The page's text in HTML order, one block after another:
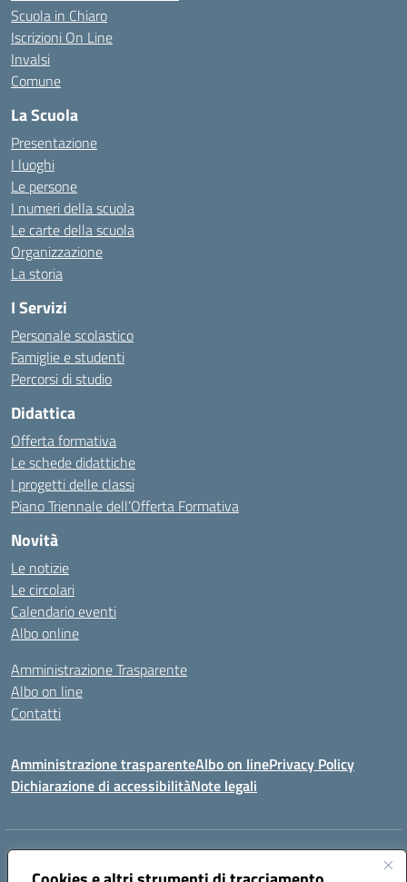
Scuola in Chiaro
Iscrizioni On Line
Invalsi
Comune
La Scuola
Presentazione
I luoghi
Le persone
I numeri della scuola
Le carte della scuola
Organizzazione
La storia
I Servizi
Personale scolastico
Famiglie e studenti
Percorsi di studio
Didattica
Offerta formativa
Le schede didattiche
I progetti delle classi
Piano Triennale dell’Offerta Formativa
Novità
Le notizie
Le circolari
Calendario eventi
Albo online
Amministrazione Trasparente
Albo on line
Contatti
Amministrazione trasparenteAlbo on linePrivacy Policy
Dichiarazione di accessibilitàNote legali
Indirizzo:
Centralino:078170786 Email:caic875002@istruzione.it